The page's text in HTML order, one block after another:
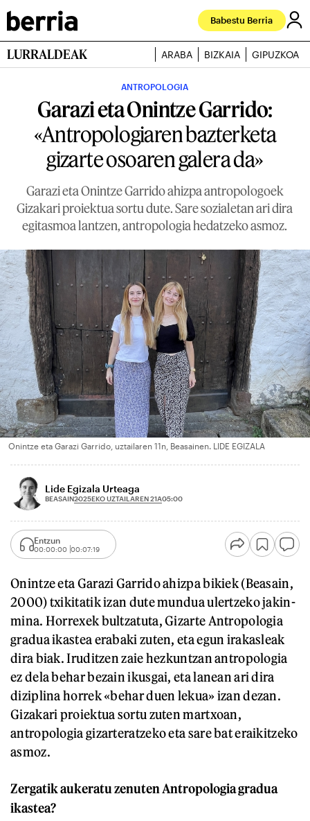
Babestu Berria
LURRALDEAK ARABA BIZKAIA GIPUZKOA
ANTROPOLOGIA
Garazi eta Onintze Garrido:
«Antropologiaren bazterketa
gizarte osoaren galera da»
Garazi eta Onintze Garrido ahizpa antropologoek
Gizakari proiektua sortu dute. Sare sozialetan ari dira
egitasmoa lantzen, antropologia hedatzeko asmoz.
Onintze eta Garazi Garrido, uztailaren 11n, Beasainen. LIDE EGIZALA
Lide Egizala Urteaga
BEASAIN2025EKO UZTAILAREN 21A05:00
Entzun
00:00:00 00:07:19
Onintze eta Garazi Garrido ahizpa bikiek (Beasain,
2000) txikitatik izan dute mundua ulertzeko jakin-
mina. Horrexek bultzatuta, Gizarte Antropologia
gradua ikastea erabaki zuten, eta egun irakasleak
dira biak. Iruditzen zaie hezkuntzan antropologia
ez dela behar bezain ikusgai, eta lanean ari dira
diziplina horrek «behar duen lekua» izan dezan.
Gizakari proiektua sortu zuten martxoan,
antropologia gizarteratzeko eta sare bat eraikitzeko
asmoz.
Zergatik aukeratu zenuten Antropologia gradua
ikastea?